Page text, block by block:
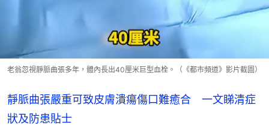
老翁忽視靜脈曲張多年，體內長出40厘米巨型血栓。（《都市頻道》影片截圖）
靜脈曲張嚴重可致皮膚潰瘍傷口難癒合 一文睇清症
狀及防患貼士